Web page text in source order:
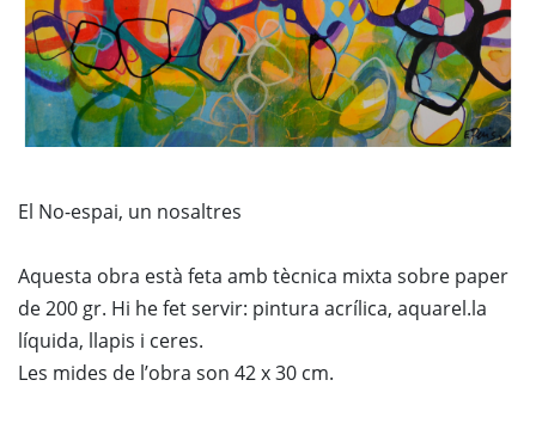
El No-espai, un nosaltres
Aquesta obra està feta amb tècnica mixta sobre paper
de 200 gr. Hi he fet servir: pintura acrílica, aquarel.la
líquida, llapis i ceres.
Les mides de l’obra son 42 x 30 cm.